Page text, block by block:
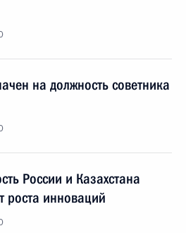
на должность советника
России и Казахстана
роста инноваций